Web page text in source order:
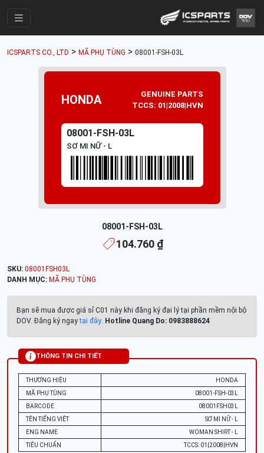
Mã Phụ Tùng
Nhóm Phụ Tùng
Tài khoản
ICSPARTS CO., LTD > MÃ PHỤ TÙNG > 08001-FSH-03L
HONDA
GENUINE PARTS
TCCS: 01|2008|HVN
08001-FSH-03L
SƠ MI NỮ - L
08001-FSH-03L
104.760 ₫
SKU: 08001FSH03L
DANH MỤC: MÃ PHỤ TÙNG
Bạn sẽ mua được giá sỉ C01 này khi đăng ký đại lý tại phần mềm nội bộ
DOV. Đăng ký ngaytại đây. Hotline Quang Do: 0983888624
THÔNG TIN CHI TIẾT
THƯƠNG HIỆU
HONDA
MÃ PHỤ TÙNG
08001-FSH-03L
BARCODE
08001FSH03L
TÊN TIẾNG VIỆT
SƠ MI NỮ - L
ENG NAME
WOMAN SHIRT - L
TIÊU CHUẨN
TCCS: 01|2008|HVN